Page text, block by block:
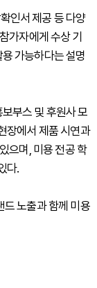
인서 제공 등 다양
가자에게 수상 기
가능하다는 설명
부스 및 후원사 모
장에서 제품 시연과
으며, 미용 전공 학
다.
드 노출과 함께 미용